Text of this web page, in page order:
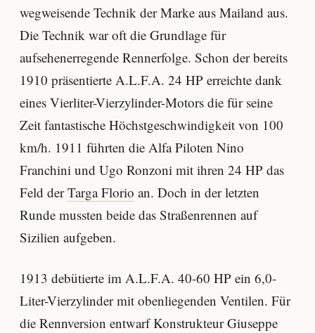
wegweisende Technik der Marke aus Mailand aus.
Die Technik war oft die Grundlage für
aufsehenerregende Rennerfolge. Schon der bereits
1910 präsentierte A.L.F.A. 24 HP erreichte dank
eines Vierliter-Vierzylinder-Motors die für seine
Zeit fantastische Höchstgeschwindigkeit von 100
km/h. 1911 führten die Alfa Piloten Nino
Franchini und Ugo Ronzoni mit ihren 24 HP das
Feld derTarga Florio an. Doch in der letzten
Runde mussten beide das Straßenrennen auf
Sizilien aufgeben.
1913 debütierte im A.L.F.A. 40-60 HP ein 6,0-
Liter-Vierzylinder mit obenliegenden Ventilen. Für
die Rennversion entwarf Konstrukteur Giuseppe